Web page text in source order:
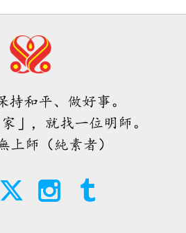
麼多，我從一個國家跳到另一
麼吧？我以前從未想過我會說
時候。在我去喜馬拉雅山之
師兄認識我，他告訴我們其中
父好安靜。」是啊，我想他上
的電視節目？他很棒。
好，師父。）（好。）你們餓
二集之一） 2015.08.11
2019-06-06
《地藏菩薩本願經》利益存亡品（五
集之一） 2015.08.11
希望那些仍在沉睡，等待主耶穌的人
台見到
2026-08-08 954
四至六月（二集之一）
持和平、做好事。
」，就找一位明師。
上師（純素者）